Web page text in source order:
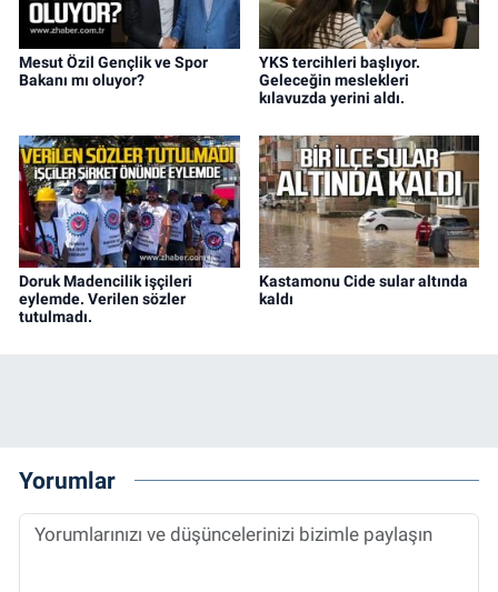
Mesut Özil Gençlik ve Spor
Bakanı mı oluyor?
YKS tercihleri başlıyor.
Geleceğin meslekleri
kılavuzda yerini aldı.
Doruk Madencilik işçileri
eylemde. Verilen sözler
tutulmadı.
Kastamonu Cide sular altında
kaldı
Yorumlar